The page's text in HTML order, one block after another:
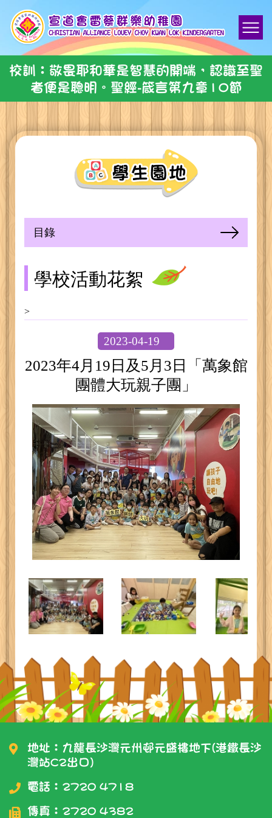
校訓：敬畏耶和華是智慧的開端，認識至聖
者便是聰明。聖經-箴言第九章10節
目錄
學校活動花絮
>
2023-04-19
2023年4月19日及5月3日「萬象館
團體大玩親子團」
地址：九龍長沙灣元州邨元盛樓地下(港鐵長沙
灣站C2出口)
電話： 2720 4718
傳真：2720 4382